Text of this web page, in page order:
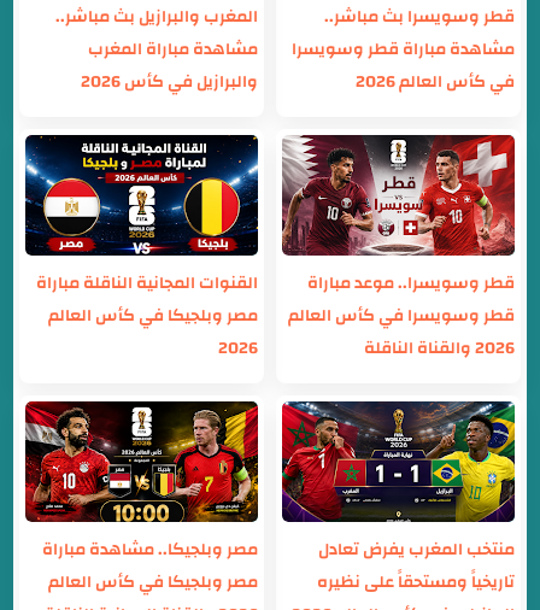
قطر وسويسرا بث مباشر..
مشاهدة مباراة قطر وسويسرا
في كأس العالم 2026
المغرب والبرازيل بث مباشر..
مشاهدة مباراة المغرب
والبرازيل في كأس 2026
قطر وسويسرا.. موعد مباراة
قطر وسويسرا في كأس العالم
2026 والقناة الناقلة
القنوات المجانية الناقلة مباراة
مصر وبلجيكا في كأس العالم
2026
منتخب المغرب يفرض تعادل
تاريخياً ومستحقاً على نظيره
مصر وبلجيكا.. مشاهدة مباراة
مصر وبلجيكا في كأس العالم